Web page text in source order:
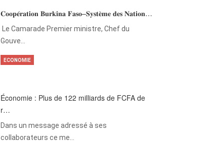
𝐂𝐨𝐨𝐩𝐞́𝐫𝐚𝐭𝐢𝐨𝐧 𝐁𝐮𝐫𝐤𝐢𝐧𝐚 𝐅𝐚𝐬𝐨–𝐒𝐲𝐬𝐭𝐞̀𝐦𝐞 𝐝𝐞𝐬 𝐍𝐚𝐭𝐢𝐨𝐧…
‎Le Camarade Premier ministre, Chef du
Gouve…
Économie : Plus de 122 milliards de FCFA de
r…
Dans un message adressé à ses
collaborateurs ce me…
ECONOMIE